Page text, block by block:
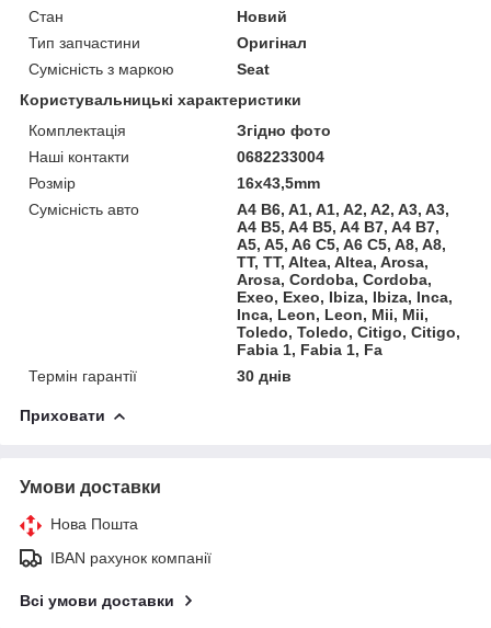
Стан
Новий
Тип запчастини
Оригінал
Сумісність з маркою
Seat
Користувальницькі характеристики
Комплектація
Згідно фото
Наші контакти
0682233004
Розмір
16х43,5mm
Сумісність авто
A4 B6, A1, A1, A2, A2, A3, A3,
A4 B5, A4 B5, A4 B7, A4 B7,
A5, A5, A6 C5, A6 C5, A8, A8,
TT, TT, Altea, Altea, Arosa,
Arosa, Cordoba, Cordoba,
Exeo, Exeo, Ibiza, Ibiza, Inca,
Inca, Leon, Leon, Mii, Mii,
Toledo, Toledo, Citigo, Citigo,
Fabia 1, Fabia 1, Fa
Термін гарантії
30 днів
Приховати
Умови доставки
Нова Пошта
IBAN рахунок компанії
Всі умови доставки